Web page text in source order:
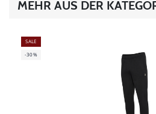
MEHR AUS DER
SALE
-30%